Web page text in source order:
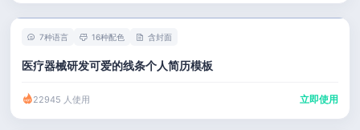
7种语言 16种配色 含封面
医疗器械研发可爱的线条个人简历模板
22945 人使用 立即使用